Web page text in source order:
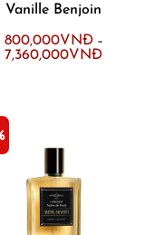
Vanille Benjoin
800,000VNĐ–
7,360,000VNĐ